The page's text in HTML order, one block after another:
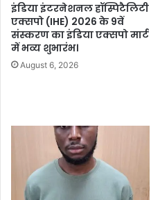
इंडिया इंटरनेशनल हॉस्पिटैलिटी
एक्सपो (IHE) 2026 के 9वें
संस्करण का इंडिया एक्सपो मार्ट
में भव्य शुभारंभ।
August 6, 2026